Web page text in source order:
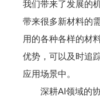
我们带来了发展的
带来很多新材料的
用的各种各样的材
优势，可以及时追
应用场景中。
深耕AI领域的